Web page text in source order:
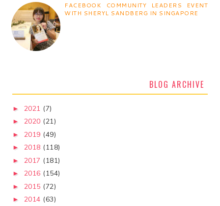
FACEBOOK COMMUNITY LEADERS EVENT
WITH SHERYL SANDBERG IN SINGAPORE
BLOG ARCHIVE
► 2021 (7)
► 2020 (21)
► 2019 (49)
► 2018 (118)
► 2017 (181)
► 2016 (154)
► 2015 (72)
► 2014 (63)